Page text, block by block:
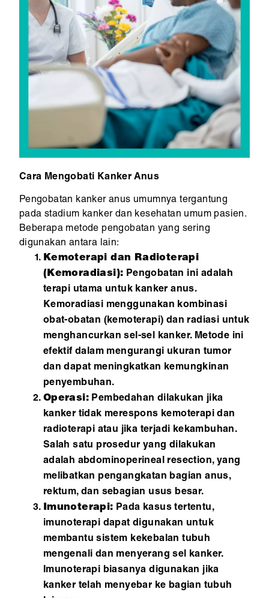
Cara Mengobati Kanker Anus
Pengobatan kanker anus umumnya tergantung
pada stadium kanker dan kesehatan umum pasien.
Beberapa metode pengobatan yang sering
digunakan antara lain:
Kemoterapi dan Radioterapi
(Kemoradiasi): Pengobatan ini adalah
terapi utama untuk kanker anus.
Kemoradiasi menggunakan kombinasi
obat-obatan (kemoterapi) dan radiasi untuk
menghancurkan sel-sel kanker. Metode ini
efektif dalam mengurangi ukuran tumor
dan dapat meningkatkan kemungkinan
penyembuhan.
Operasi: Pembedahan dilakukan jika
kanker tidak merespons kemoterapi dan
radioterapi atau jika terjadi kekambuhan.
Salah satu prosedur yang dilakukan
adalah abdominoperineal resection, yang
melibatkan pengangkatan bagian anus,
rektum, dan sebagian usus besar.
Imunoterapi: Pada kasus tertentu,
imunoterapi dapat digunakan untuk
membantu sistem kekebalan tubuh
mengenali dan menyerang sel kanker.
Imunoterapi biasanya digunakan jika
kanker telah menyebar ke bagian tubuh